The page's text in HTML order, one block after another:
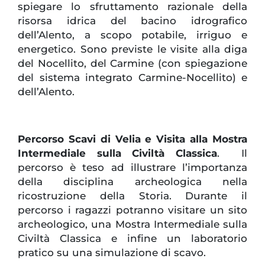
spiegare lo sfruttamento razionale della
risorsa idrica del bacino idrografico
dell’Alento, a scopo potabile, irriguo e
energetico. Sono previste le visite alla diga
del Nocellito, del Carmine (con spiegazione
del sistema integrato Carmine-Nocellito) e
dell’Alento.
Percorso Scavi di Velia e Visita alla Mostra
Intermediale sulla Civiltà Classica. Il
percorso è teso ad illustrare l’importanza
della disciplina archeologica nella
ricostruzione della Storia. Durante il
percorso i ragazzi potranno visitare un sito
archeologico, una Mostra Intermediale sulla
Civiltà Classica e infine un laboratorio
pratico su una simulazione di scavo.